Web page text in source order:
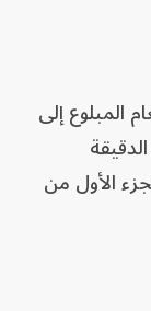
المبلوع إلى
الأول من